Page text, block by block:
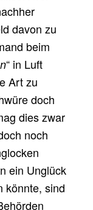
davon zu
beim
“ in Luft
Art zu
doch
dies zwar
noch
ein Unglück
könnte, sind